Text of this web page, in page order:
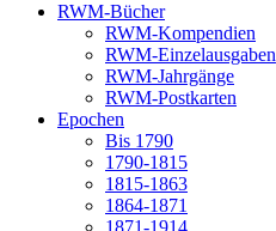
RWM-Bücher
RWM-Kompendien
RWM-Einzelausgaben
RWM-Jahrgänge
RWM-Postkarten
Epochen
Bis 1790
1790-1815
1815-1863
1864-1871
1871-1914